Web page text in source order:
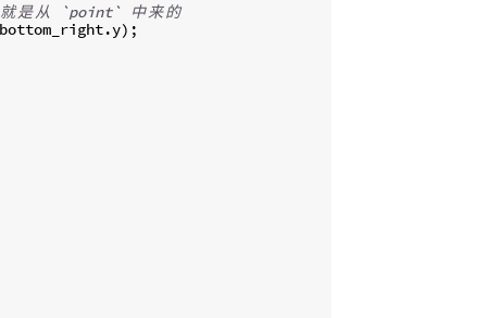
就是从 `point` 中来的
bottom_right.y) ;